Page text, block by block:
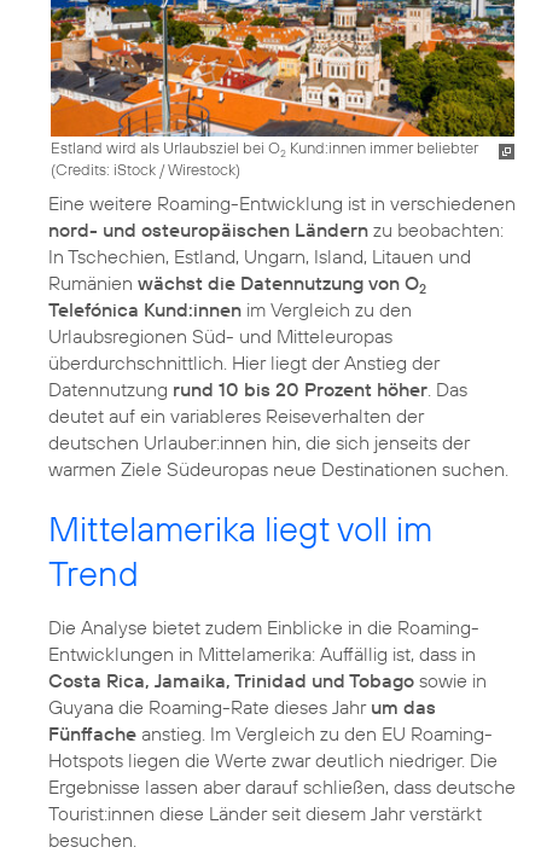
Estland wird als Urlaubsziel bei O2 Kund:innen immer beliebter
(Credits: iStock / Wirestock)
Eine weitere Roaming-Entwicklung ist in verschiedenen
nord- und osteuropäischen Ländern zu beobachten:
In Tschechien, Estland, Ungarn, Island, Litauen und
Rumänien wächst die Datennutzung von O2
Telefónica Kund:innen im Vergleich zu den
Urlaubsregionen Süd- und Mitteleuropas
überdurchschnittlich. Hier liegt der Anstieg der
Datennutzung rund 10 bis 20 Prozent höher . Das
deutet auf ein variableres Reiseverhalten der
deutschen Urlauber:innen hin, die sich jenseits der
warmen Ziele Südeuropas neue Destinationen suchen.
Mittelamerika liegt voll im
Trend
Die Analyse bietet zudem Einblicke in die Roaming-
Entwicklungen in Mittelamerika: Auffällig ist, dass in
Costa Rica, Jamaika, Trinidad und Tobago sowie in
Guyana die Roaming-Rate dieses Jahr um das
Fünffache anstieg. Im Vergleich zu den EU Roaming-
Hotspots liegen die Werte zwar deutlich niedriger. Die
Ergebnisse lassen aber darauf schließen, dass deutsche
Tourist:innen diese Länder seit diesem Jahr verstärkt
besuchen.